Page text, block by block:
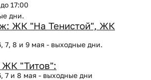
17:00
дни.
ЖК "На Тенистой", ЖК
7, 8 и 9 мая - выходные дни.
"Титов":
7 и 8 мая - выходные дни